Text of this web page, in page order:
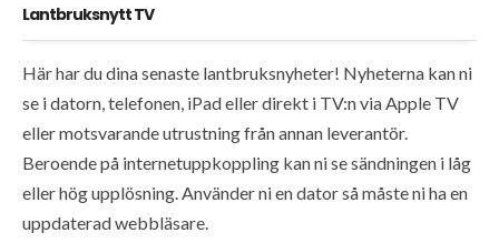
Lantbruksnytt TV
Här har du dina senaste lantbruksnyheter! Nyheterna kan ni
se i datorn, telefonen, iPad eller direkt i TV:n via Apple TV
eller motsvarande utrustning från annan leverantör.
Beroende på internetuppkoppling kan ni se sändningen i låg
eller hög upplösning. Använder ni en dator så måste ni ha en
uppdaterad webbläsare.